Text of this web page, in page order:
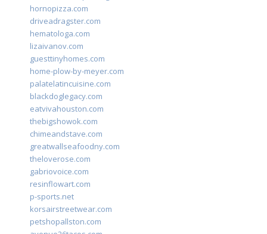
hornopizza.com
driveadragster.com
hematologa.com
lizaivanov.com
guesttinyhomes.com
home-plow-by-meyer.com
palatelatincuisine.com
blackdoglegacy.com
eatvivahouston.com
thebigshowok.com
chimeandstave.com
greatwallseafoodny.com
theloverose.com
gabriovoice.com
resinflowart.com
p-sports.net
korsairstreetwear.com
petshopallston.com